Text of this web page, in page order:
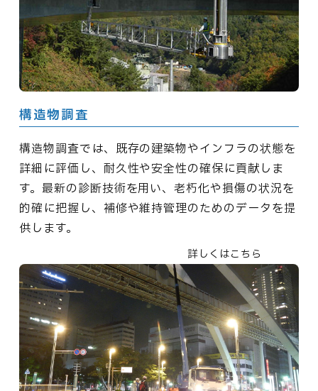
構造物調査
構造物調査では、既存の建築物やインフラの状態を
詳細に評価し、耐久性や安全性の確保に貢献しま
す。最新の診断技術を用い、老朽化や損傷の状況を
的確に把握し、補修や維持管理のためのデータを提
供します。
詳しくはこちら